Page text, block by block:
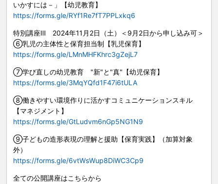
いかすには－」【幼児教育】
https://forms.gle/RYf1Re7fT7PPLxkq6
特別講座Ⅲ 2024年11 月 2日（土）＜ 9 月 2日から申し込み可＞
⑥乳児の主体性と保育担当制【乳児保育】
https://forms.gle/LMnMHFKhrc3gZejL7
⑦学び直しの幼児教育 "新"と"真"【幼児保育】
https://forms.gle/3MqYQfd1F47i6tULA
⑧働きやすい環境作りに活かすコミュニケーションスキル
【マネジメント】
https://forms.gle/GtLudvm6nGp5NG1N9
⑨子どもの造形表現の理解と援助【保育実践】（加算対象
外）
https://forms.gle/6vtWsWup8DiWC3Cp9
全ての公開講座はこちらから